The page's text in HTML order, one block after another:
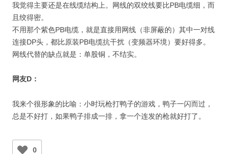
我觉得主要还是在线缆结构上。网线的双绞线要比PB电缆细，而
且绞得密。
不用那个紫色PB电缆，就是直接用网线（非屏蔽的）其中一对线
连接DP头，都比原装PB电缆抗干扰（变频器环境）要好得多。
网线代替的缺点就是：单股铜，不结实。
网友D：
我来个很形象的比喻：小时玩枪打鸭子的游戏，鸭子一闪而过，
总是不好打，如果鸭子排成一排，拿一个连发的枪就好打了。
0